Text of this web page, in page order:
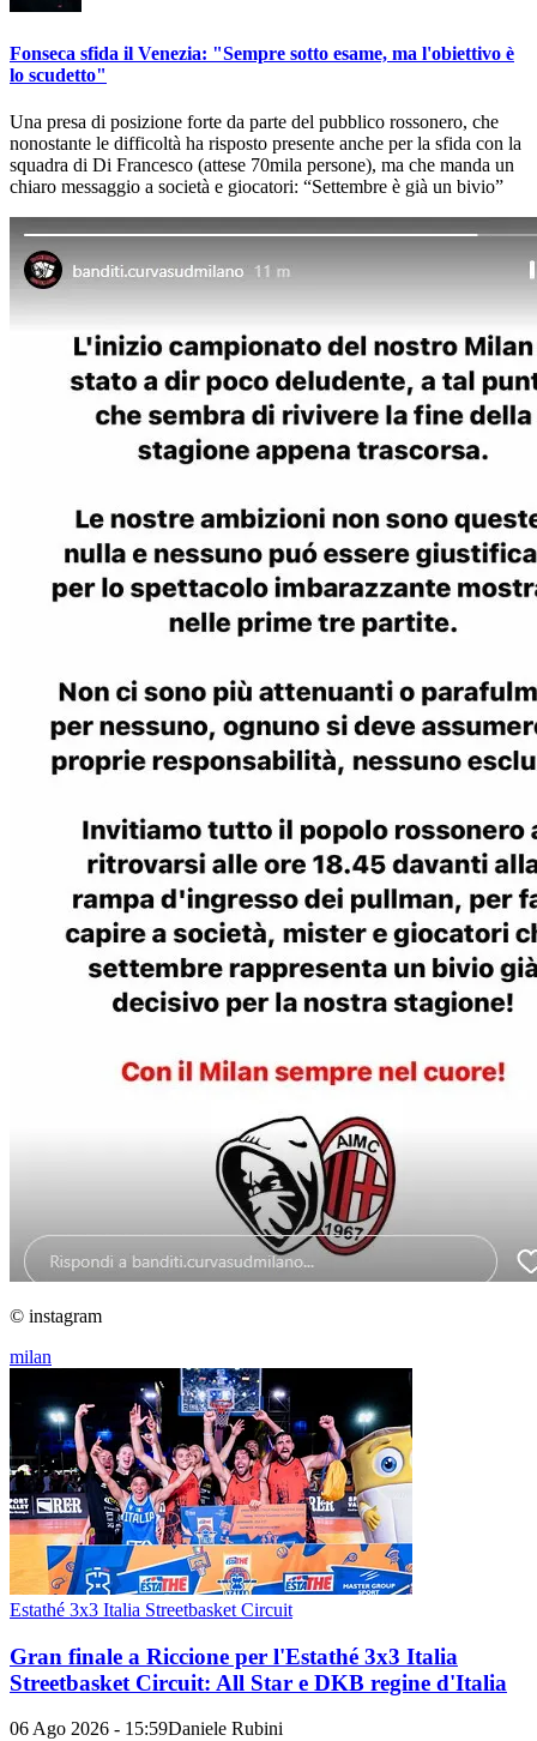
Fonseca sfida il Venezia: "Sempre sotto esame, ma l'obiettivo è
lo scudetto"
Una presa di posizione forte da parte del pubblico rossonero, che
nonostante le difficoltà ha risposto presente anche per la sfida con la
squadra di Di Francesco (attese 70mila persone), ma che manda un
chiaro messaggio a società e giocatori: “Settembre è già un bivio”
© instagram
milan
Estathé 3x3 Italia Streetbasket Circuit
Gran finale a Riccione per l'Estathé 3x3 Italia
Streetbasket Circuit: All Star e DKB regine d'Italia
06 Ago 2026 - 15:59Daniele Rubini